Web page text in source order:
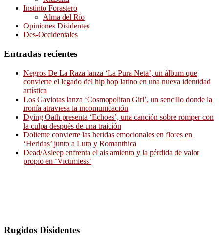
Instinto Forastero
Alma del Río
Opiniones Disidentes
Des-Occidentales
Entradas recientes
Negros De La Raza lanza ‘La Pura Neta’, un álbum que
convierte el legado del hip hop latino en una nueva identidad
artística
Los Gaviotas lanza ‘Cosmopolitan Girl’, un sencillo donde la
ironía atraviesa la incomunicación
Dying Oath presenta ‘Echoes’, una canción sobre romper con
la culpa después de una traición
Doliente convierte las heridas emocionales en flores en
‘Heridas’ junto a Luto y Romanthica
Dead/Asleep enfrenta el aislamiento y la pérdida de valor
propio en ‘Victimless’
Rugidos Disidentes